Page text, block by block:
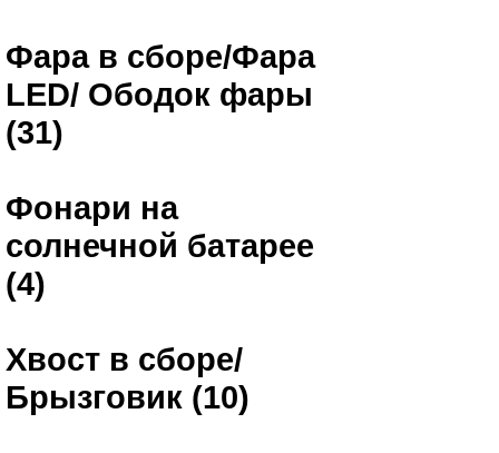
Фара в сборе/Фара
LED/ Ободок фары
(31)
Фонари на
солнечной батарее
(4)
Хвост в сборе/
Брызговик (10)